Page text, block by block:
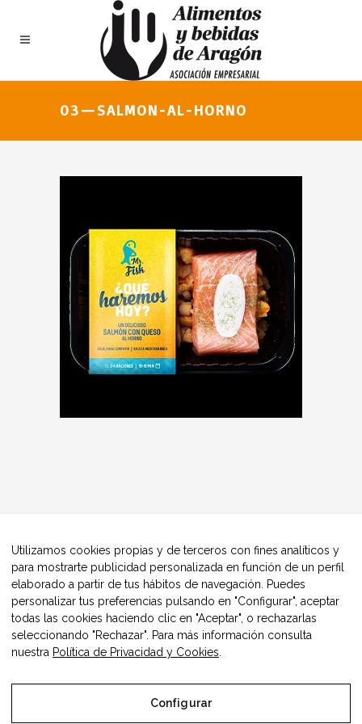
03—SALMON-AL-HORNO
© Copyright Alimentos Made in Aragón y AIAA
Utilizamos cookies propias y de terceros con fines analíticos y
para mostrarte publicidad personalizada en función de un perfil
elaborado a partir de tus hábitos de navegación. Puedes
personalizar tus preferencias pulsando en "Configurar", aceptar
todas las cookies haciendo clic en "Aceptar", o rechazarlas
seleccionando "Rechazar". Para más información consulta
nuestra Política de Privacidad y Cookies
Configurar